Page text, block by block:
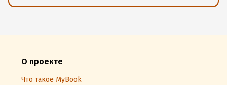
О проекте
Что такое MyBook